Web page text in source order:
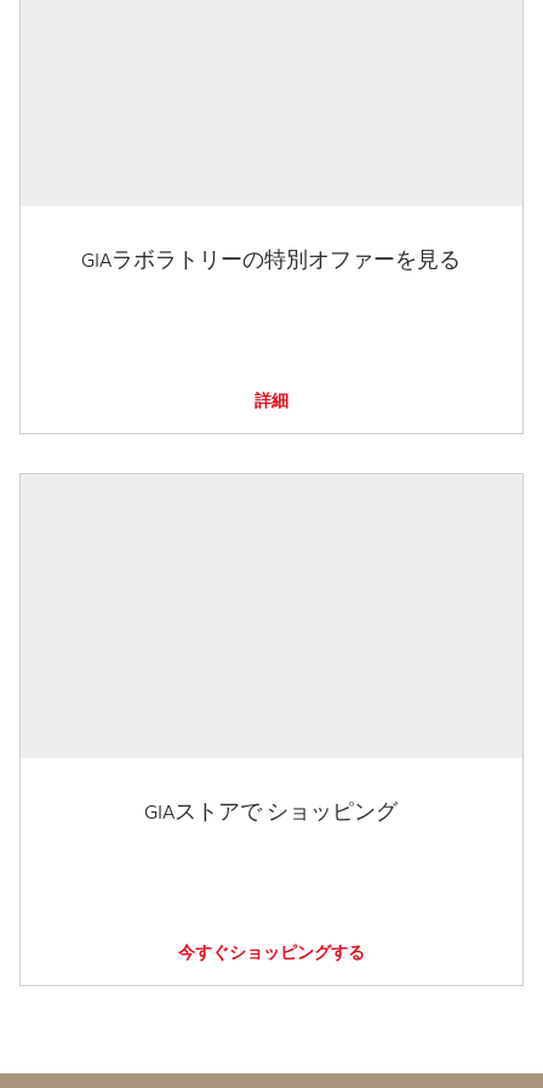
GIAラボラトリーの特別オファーを見る
詳細
GIAストアで ショッピング
今すぐショッピングする